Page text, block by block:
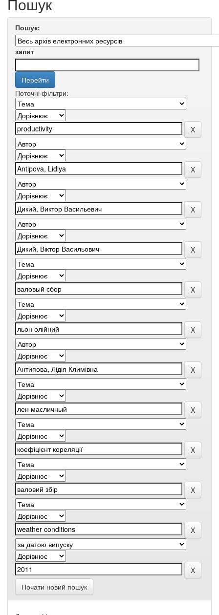
Пошук:
запит
Поточні фільтри:
Почати новий пошук